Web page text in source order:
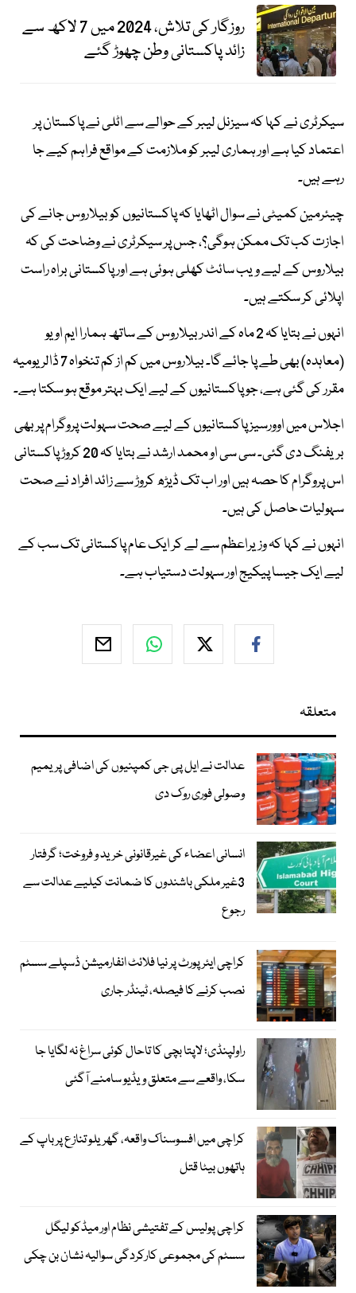
روزگار کی تلاش، 2024 میں 7 لاکھ سے
زائد پاکستانی وطن چھوڑ گئے
سیکرٹری نے کہا کہ سیزنل لیبر کے حوالے سے اٹلی نے پاکستان پر
اعتماد کیا ہے اور ہماری لیبر کو ملازمت کے مواقع فراہم کیے جا
رہے ہیں۔
چیئرمین کمیٹی نے سوال اٹھایا کہ پاکستانیوں کو بیلاروس جانے کی
اجازت کب تک ممکن ہوگی؟، جس پر سیکرٹری نے وضاحت کی کہ
بیلاروس کے لیے ویب سائٹ کھلی ہوئی ہے اور پاکستانی براہ راست
اپلائی کر سکتے ہیں۔
انہوں نے بتایا کہ 2 ماہ کے اندر بیلاروس کے ساتھ ہمارا ایم او یو
(معاہدہ) بھی طے پا جائے گا۔ بیلاروس میں کم از کم تنخواہ 7 ڈالر یومیہ
مقرر کی گئی ہے، جو پاکستانیوں کے لیے ایک بہتر موقع ہو سکتا ہے۔
اجلاس میں اوورسیز پاکستانیوں کے لیے صحت سہولت پروگرام پر بھی
بریفنگ دی گئی۔ سی سی او محمد ارشد نے بتایا کہ 20 کروڑ پاکستانی
اس پروگرام کا حصہ ہیں اور اب تک ڈیڑھ کروڑ سے زائد افراد نے صحت
سہولیات حاصل کی ہیں۔
انہوں نے کہا کہ وزیراعظم سے لے کر ایک عام پاکستانی تک سب کے
لیے ایک جیسا پیکیج اور سہولت دستیاب ہے۔
متعلقہ
عدالت نے ایل پی جی کمپنیوں کی اضافی پریمیم
وصولی فوری روک دی
انسانی اعضاء کی غیرقانونی خرید و فروخت؛ گرفتار
3غیر ملکی باشندوں کا ضمانت کیلیے عدالت سے
رجوع
کراچی ایئرپورٹ پر نیا فلائٹ انفارمیشن ڈسپلے سسٹم
نصب کرنے کا فیصلہ، ٹینڈر جاری
راولپنڈی؛ لاپتا بچی کا تاحال کوئی سراغ نہ لگایا جا
سکا، واقعے سے متعلق ویڈیو سامنے آگئی
کراچی میں افسوسناک واقعہ، گھریلو تنازع پر باپ کے
ہاتھوں بیٹا قتل
کراچی پولیس کے تفتیشی نظام اور میڈکو لیگل
سسٹم کی مجموعی کارکردگی سوالیہ نشان بن چکی